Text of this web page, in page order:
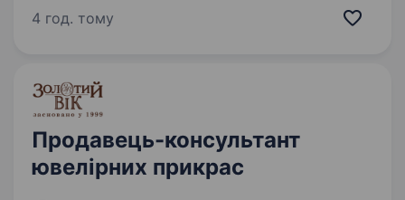
апаратом Контроль і дотримання термінів
4 год. тому
Продавець-консультант
ювелірних прикрас